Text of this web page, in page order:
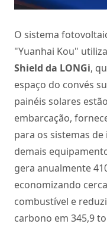
O sistema
"Yuanhai Kou"
Shield da LONGi,
espaço do convés
painéis solares
embarcação,
para os sistemas
demais
gera anualmente
economizando
combustível e
carbono em 345,9